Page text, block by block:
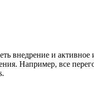
внедрение и
Например, все